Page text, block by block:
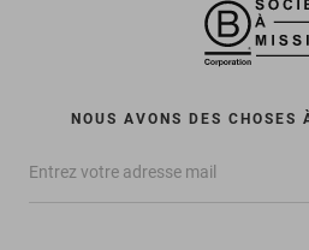
NOUS AVONS DES CHOSES